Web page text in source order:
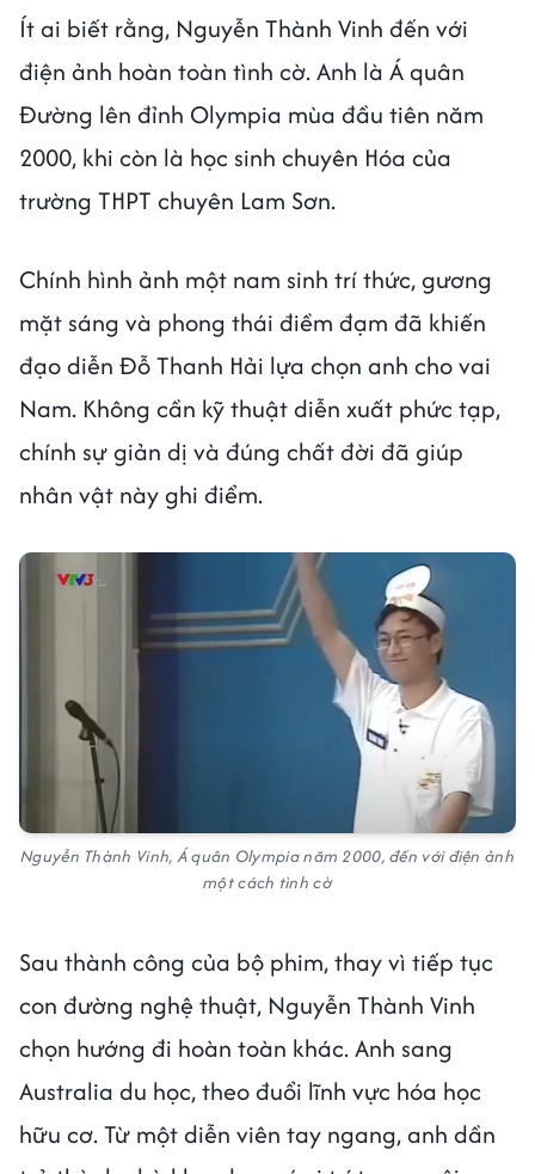
Ít ai biết rằng, Nguyễn Thành Vinh đến với
điện ảnh hoàn toàn tình cờ. Anh là Á quân
Đường lên đỉnh Olympia mùa đầu tiên năm
2000, khi còn là học sinh chuyên Hóa của
trường THPT chuyên Lam Sơn.
Chính hình ảnh một nam sinh trí thức, gương
mặt sáng và phong thái điềm đạm đã khiến
đạo diễn Đỗ Thanh Hải lựa chọn anh cho vai
Nam. Không cần kỹ thuật diễn xuất phức tạp,
chính sự giản dị và đúng chất đời đã giúp
nhân vật này ghi điểm.
Nguyễn Thành Vinh, Á quân Olympia năm 2000, đến với điện ảnh
một cách tình cờ
Sau thành công của bộ phim, thay vì tiếp tục
con đường nghệ thuật, Nguyễn Thành Vinh
chọn hướng đi hoàn toàn khác. Anh sang
Australia du học, theo đuổi lĩnh vực hóa học
hữu cơ. Từ một diễn viên tay ngang, anh dần